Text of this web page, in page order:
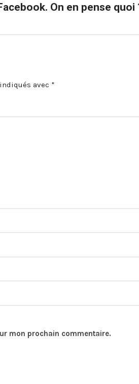
On en pense quoi
avec *
mon prochain commentaire.